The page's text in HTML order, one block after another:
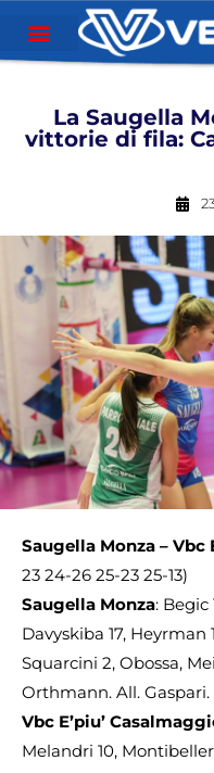
La Saugella
vittorie di fila:
Saugella Monza – Vbc
23 24-26 25-23 25-13)
Saugella Monza: Begic
Davyskiba 17, Heyrman
Squarcini 2, Obossa,
Orthmann. All. Gaspari.
Vbc E’piu’
Melandri 10, Montibeller